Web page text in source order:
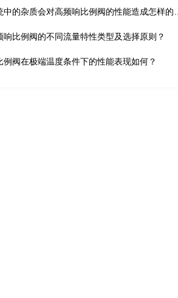
中的杂质会对高频响比例阀的性能造成怎样的影
响比例阀的不同流量特性类型及选择原则？
例阀在极端温度条件下的性能表现如何？